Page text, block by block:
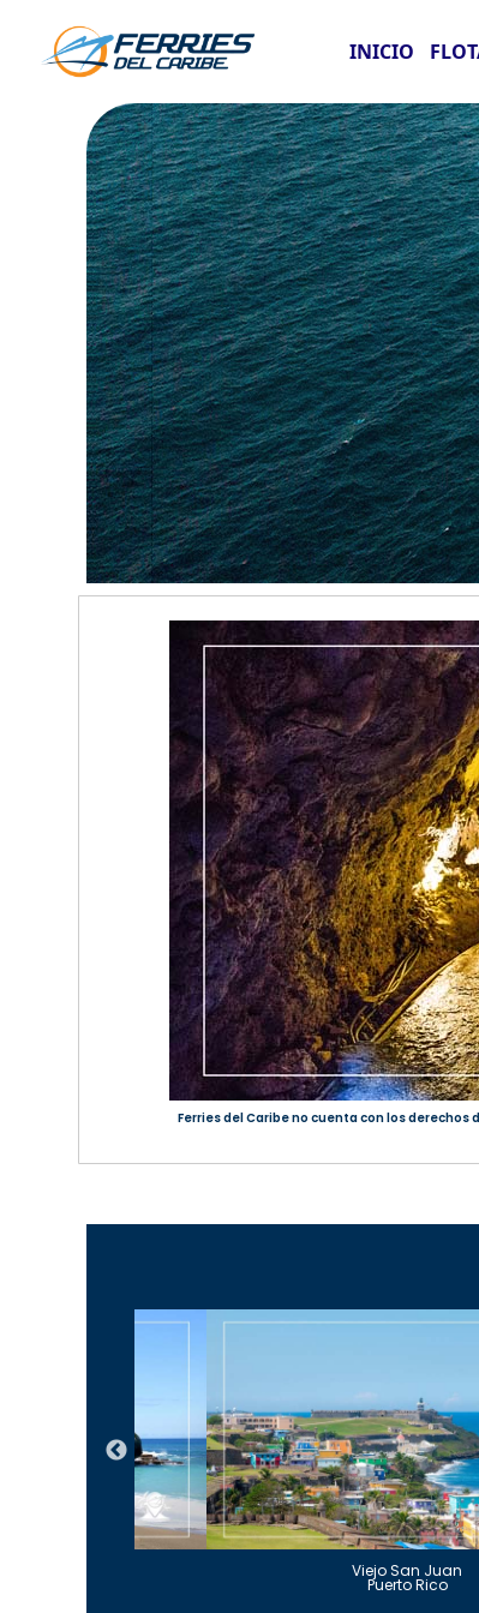
INICIO
Ferries del Caribe no cuenta con los
Viejo San Juan
Puerto Rico